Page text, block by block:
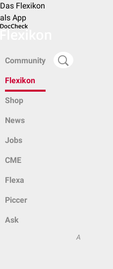
Das Flexikon
als App
Community
Flexikon
Shop
News
Jobs
CME
Flexa
Piccer
Ask
A